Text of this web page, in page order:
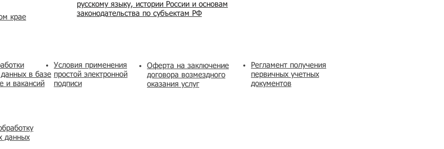
крае
в базе
и вакансий
данных
русскому языку, истории России и основам
законодательства по субъектам РФ
Условия применения
простой электронной
подписи
​Оферта на заключение
договора возмездного
оказания услуг
Регламент получения
первичных учетных
документов